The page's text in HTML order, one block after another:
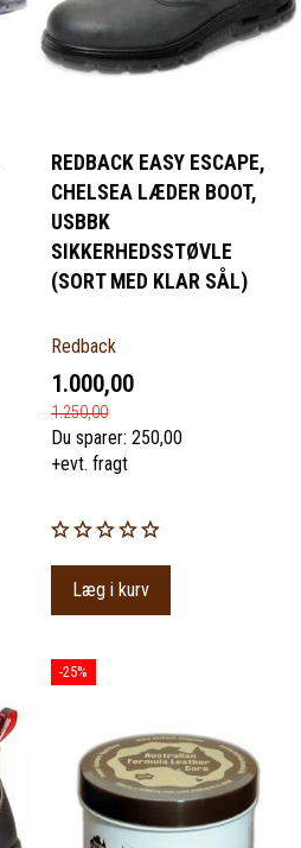
REDBACK EASY ESCAPE,
CHELSEA LÆDER BOOT,
USBBK
SIKKERHEDSSTØVLE
(SORT MED KLAR SÅL)
Redback
1.000,00
1.250,00
Du sparer: 250,00
+evt. fragt
Læg i kurv
-25%